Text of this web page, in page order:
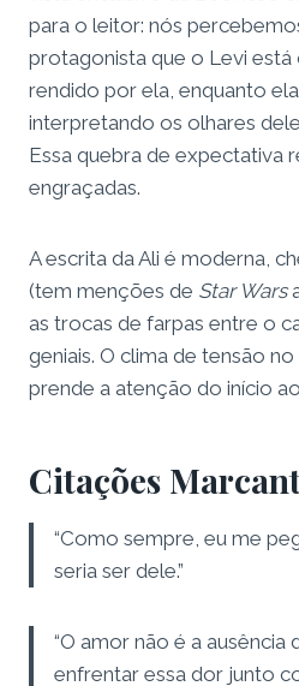
para o leitor: nós
protagonista que o Levi
rendido por ela, enquanto
interpretando os olhares dele
Essa quebra de expectativa
engraçadas.
A escrita da Ali é moderna,
(tem menções de Star Wars
as trocas de farpas entre o
geniais. O clima de tensão
prende a atenção do início
Citações
“Como sempre, eu me
seria ser dele.”
“O amor não é a ausência
enfrentar essa dor junto